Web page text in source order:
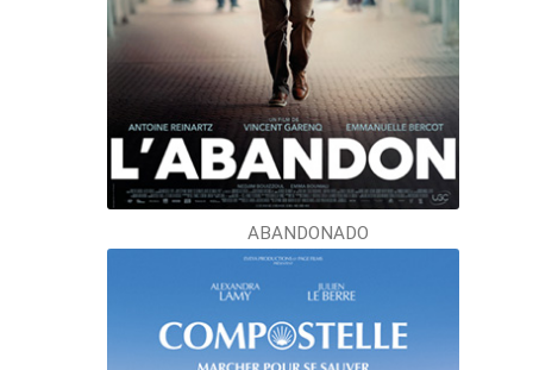
ABANDONADO